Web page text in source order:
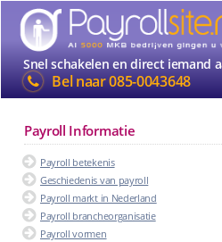
Snel schakelen en direct iemand
Bel naar085-0043648
Payroll Informatie
Payroll betekenis
Geschiedenis van payroll
Payroll markt in Nederland
Payroll brancheorganisatie
Payroll vormen